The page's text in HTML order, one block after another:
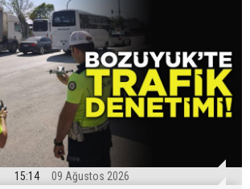
15:14 09 Ağustos 2026